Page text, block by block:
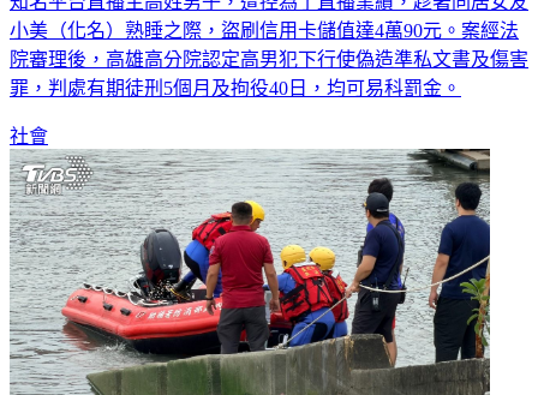
知名平台直播主高姓男子，遭控為了直播業績，趁著同居女友
小美（化名）熟睡之際，盜刷信用卡儲值達4萬90元。案經法
院審理後，高雄高分院認定高男犯下行使偽造準私文書及傷害
社會